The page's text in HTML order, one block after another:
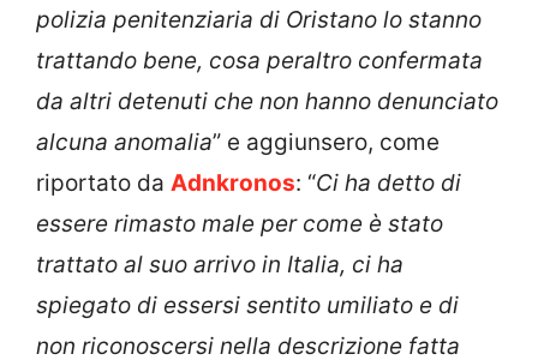
polizia penitenziaria di Oristano lo stanno
trattando bene, cosa peraltro confermata
da altri detenuti che non hanno denunciato
alcuna anomalia” e aggiunsero, come
riportato da Adnkronos: “Ci ha detto di
essere rimasto male per come è stato
trattato al suo arrivo in Italia, ci ha
spiegato di essersi sentito umiliato e di
non riconoscersi nella descrizione fatta